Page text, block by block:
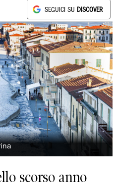
SEGUICI SU DISCOVER
scorso anno